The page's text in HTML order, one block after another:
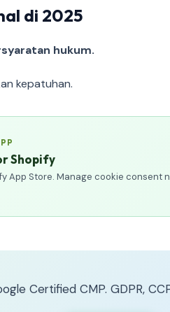
di 2025
hukum.
kepatuhan.
Shopify
App Store. Manage cookie consent
Certified CMP. GDPR,